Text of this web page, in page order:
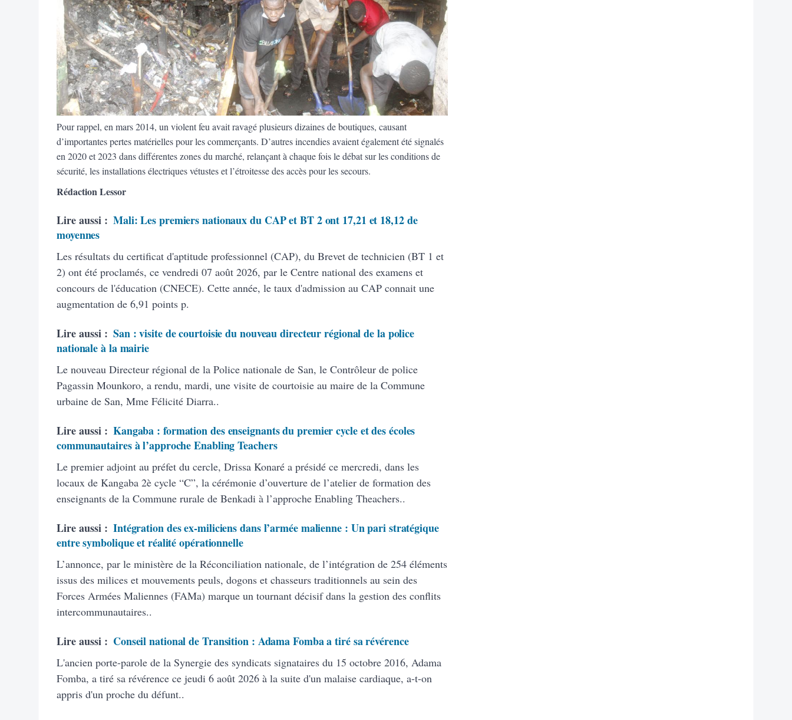
Pour rappel, en mars 2014, un violent feu avait ravagé plusieurs dizaines de boutiques, causant
d’importantes pertes matérielles pour les commerçants. D’autres incendies avaient également été signalés
en 2020 et 2023 dans différentes zones du marché, relançant à chaque fois le débat sur les conditions de
sécurité, les installations électriques vétustes et l’étroitesse des accès pour les secours.
Rédaction Lessor
Lire aussi : Mali: Les premiers nationaux du CAP et BT 2 ont 17,21 et 18,12 de
moyennes
Les résultats du certificat d'aptitude professionnel (CAP), du Brevet de technicien (BT 1 et
2) ont été proclamés, ce vendredi 07 août 2026, par le Centre national des examens et
concours de l'éducation (CNECE). Cette année, le taux d'admission au CAP connait une
augmentation de 6,91 points p.
Lire aussi : San : visite de courtoisie du nouveau directeur régional de la police
nationale à la mairie
Le nouveau Directeur régional de la Police nationale de San, le Contrôleur de police
Pagassin Mounkoro, a rendu, mardi, une visite de courtoisie au maire de la Commune
urbaine de San, Mme Félicité Diarra..
Lire aussi : Kangaba : formation des enseignants du premier cycle et des écoles
communautaires à l’approche Enabling Teachers
Le premier adjoint au préfet du cercle, Drissa Konaré a présidé ce mercredi, dans les
locaux de Kangaba 2è cycle “C”, la cérémonie d’ouverture de l’atelier de formation des
enseignants de la Commune rurale de Benkadi à l’approche Enabling Theachers..
Lire aussi : Intégration des ex-miliciens dans l’armée malienne : Un pari stratégique
entre symbolique et réalité opérationnelle
L’annonce, par le ministère de la Réconciliation nationale, de l’intégration de 254 éléments
issus des milices et mouvements peuls, dogons et chasseurs traditionnels au sein des
Forces Armées Maliennes (FAMa) marque un tournant décisif dans la gestion des conflits
intercommunautaires..
Lire aussi : Conseil national de Transition : Adama Fomba a tiré sa révérence
L'ancien porte-parole de la Synergie des syndicats signataires du 15 octobre 2016, Adama
Fomba, a tiré sa révérence ce jeudi 6 août 2026 à la suite d'un malaise cardiaque, a-t-on
appris d'un proche du défunt..